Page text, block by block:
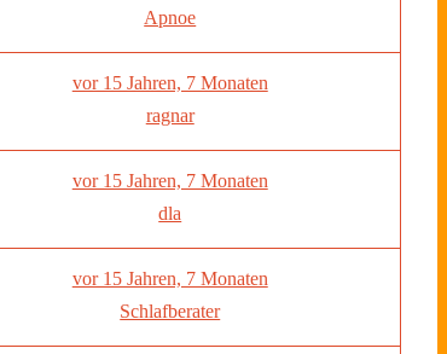
Apnoe
vor 15 Jahren, 7 Monaten
ragnar
vor 15 Jahren, 7 Monaten
dla
vor 15 Jahren, 7 Monaten
Schlafberater